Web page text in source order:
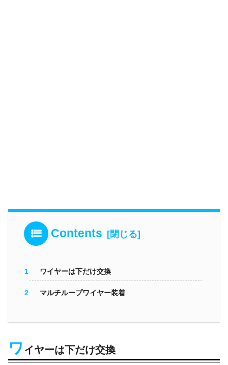
Contents
ワイヤーは下だけ交換
マルチループワイヤー装着
ワ イヤーは下だけ交換